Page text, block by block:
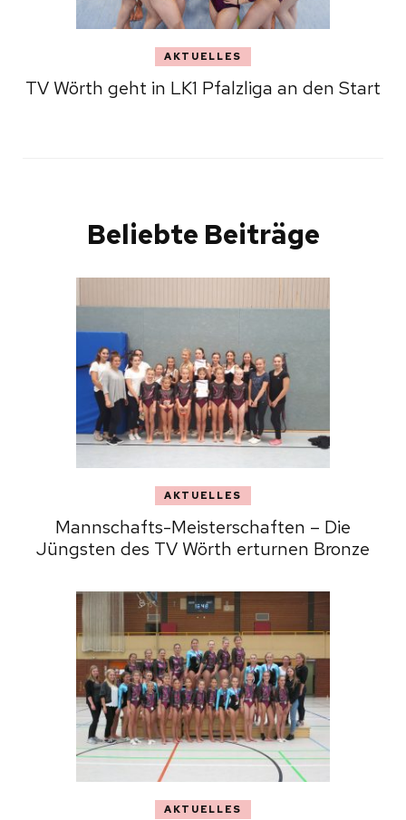
AKTUELLES
TV Wörth geht in LK1 Pfalzliga an den Start
Beliebte Beiträge
AKTUELLES
Mannschafts-Meisterschaften – Die
Jüngsten des TV Wörth erturnen Bronze
AKTUELLES